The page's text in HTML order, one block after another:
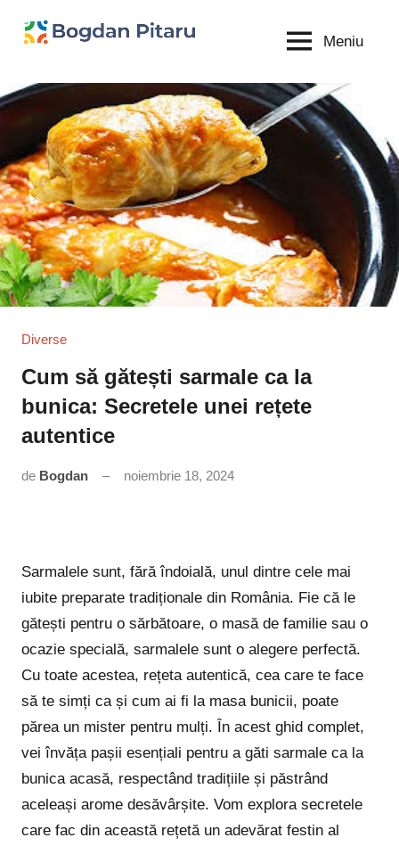
Bogdan
Pitaru
Meniu
Diverse
Cum să gătești sarmale ca la
bunica: Secretele unei rețete
autentice
de Bogdan noiembrie 18, 2024
Sarmalele sunt, fără îndoială, unul dintre cele mai
iubite preparate tradiționale din România. Fie că le
gătești pentru o sărbătoare, o masă de familie sau o
ocazie specială, sarmalele sunt o alegere perfectă.
Cu toate acestea, rețeta autentică, cea care te face
să te simți ca și cum ai fi la masa bunicii, poate
părea un mister pentru mulți. În acest ghid complet,
vei învăța pașii esențiali pentru a găti sarmale ca la
bunica acasă, respectând tradițiile și păstrând
aceleași arome desăvârșite. Vom explora secretele
care fac din această rețetă un adevărat festin al